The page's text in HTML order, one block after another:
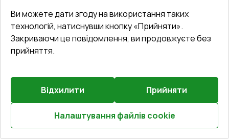
Розрахуй онлайн
Комплектація
Без ручки
Ви можете дати згоду на використання таких
технологій, натиснувши кнопку «Прийняти».
Закриваючи це повідомлення, ви продовжуєте без
прийняття.
Відхилити Прийняти
Налаштування файлів cookie